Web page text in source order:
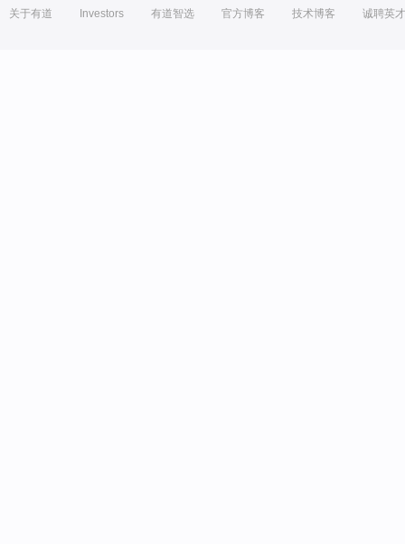
关于有道 Investors 有道智选 官方博客 技术博客 诚聘英才